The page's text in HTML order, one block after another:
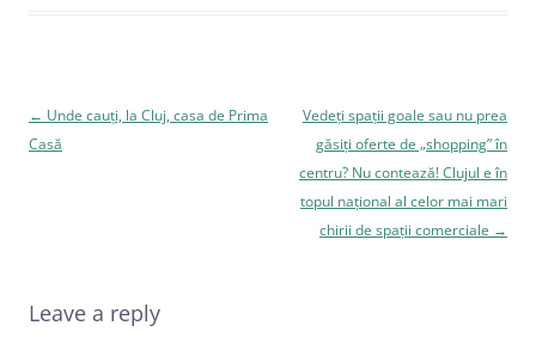
Navigare
în
← Unde cauți, la Cluj, casa de Prima
Casă
Vedeți spații goale sau nu prea
găsiți oferte de „shopping” în
centru? Nu contează! Clujul e în
topul național al celor mai mari
chirii de spații comerciale →
Leave a reply